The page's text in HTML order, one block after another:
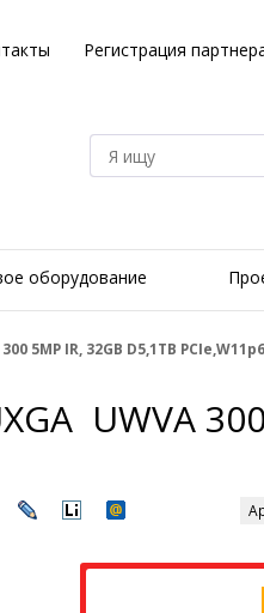
Регистрация
оборудование
5MP IR, 32GB D5,1TB
UWVA